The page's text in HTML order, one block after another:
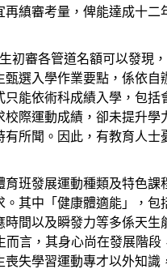
縝審考量，俾能達成十二
初審各管道名額可以發現
甄選入學作業要點，係依
能依術科成績入學，包
際運動成績，卻未提升
所聞。因此，有教育人
班發展運動種類及特色
其中「健康體適能」，
間以及瞬發力等多係天
而言，其身心尚在發展階
失學習運動專才以外知識